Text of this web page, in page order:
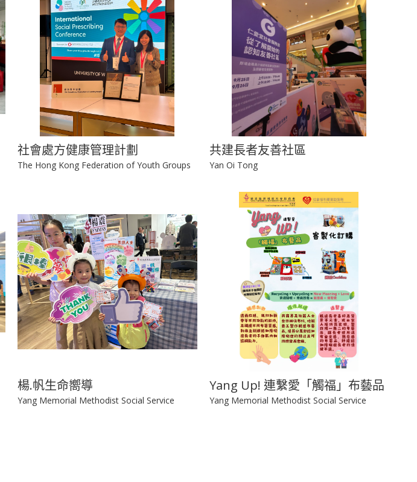
社會處方健康管理計劃
The Hong Kong Federation of Youth Groups
共建長者友善社區
Yan Oi Tong
楊.帆生命嚮導
Yang Memorial Methodist Social Service
Yang Up! 連繫愛「觸福」布藝品
Yang Memorial Methodist Social Service